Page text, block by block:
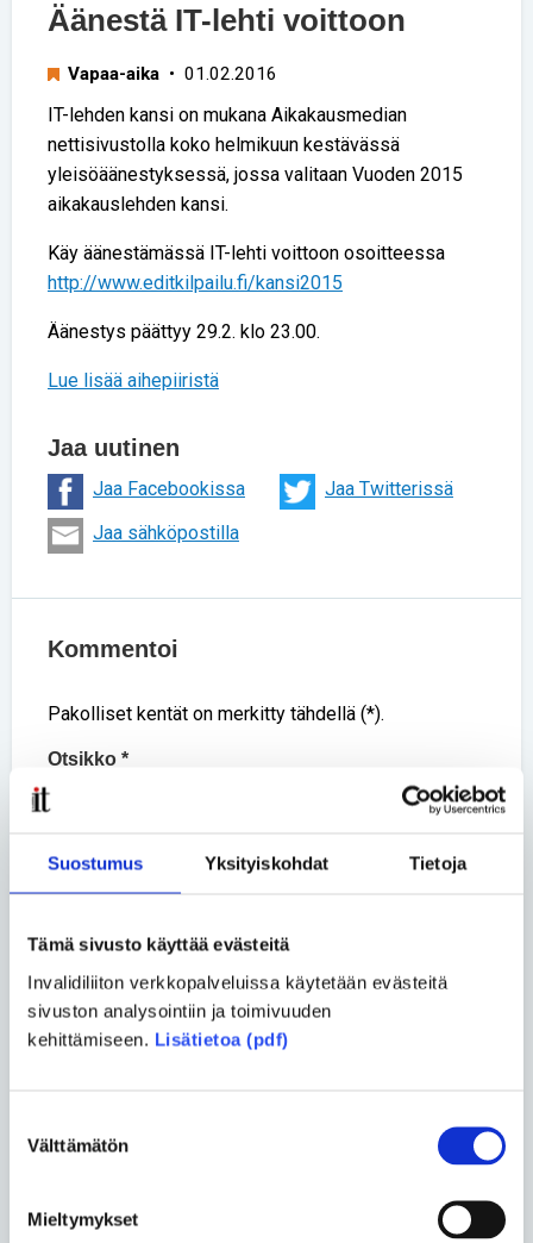
Suostumus Yksityiskohdat Tietoja
Tämä sivusto käyttää evästeitä
Invalidiliiton verkkopalveluissa käytetään evästeitä
sivuston analysointiin ja toimivuuden
kehittämiseen. Lisätietoa (pdf)
valinta
Välttämätön
Mieltymykset
Äänestä IT-lehti voittoon
Vapaa-aika • 01.02.2016
IT-lehden kansi on mukana Aikakausmedian
nettisivustolla koko helmikuun kestävässä
yleisöäänestyksessä, jossa valitaan Vuoden 2015
aikakauslehden kansi.
Käy äänestämässä IT-lehti voittoon osoitteessa
http://www.editkilpailu.fi/kansi2015
Äänestys päättyy 29.2. klo 23.00.
Lue lisää aihepiiristä
Jaa uutinen
Jaa Facebookissa
Jaa Twitterissä
Jaa sähköpostilla
Kommentoi
Pakolliset kentät on merkitty tähdellä (*).
Otsikko *
Nimi *
Kommentti *
LÄHETÄ